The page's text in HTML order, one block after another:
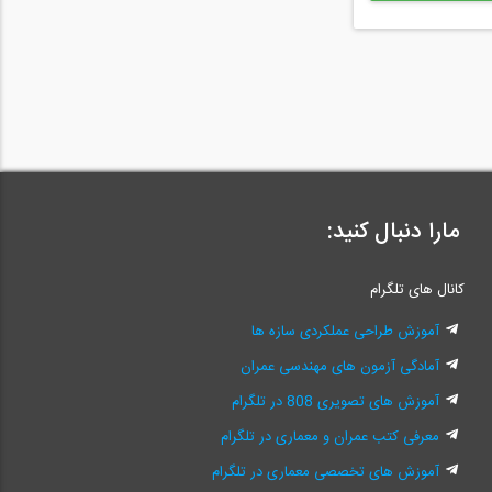
مارا دنبال کنید:
کانال های تلگرام
آموزش طراحی عملکردی سازه ها
آمادگی آزمون های مهندسی عمران
آموزش های تصویری 808 در تلگرام
معرفی کتب عمران و معماری در تلگرام
آموزش های تخصصی معماری در تلگرام